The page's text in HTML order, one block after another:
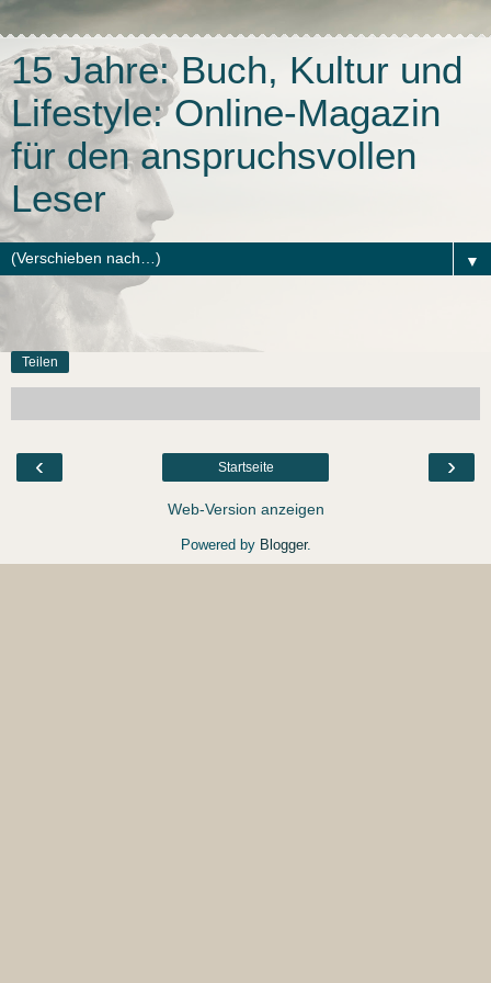
15 Jahre: Buch, Kultur und
Lifestyle: Online-Magazin
für den anspruchsvollen
Leser
▼
Teilen
‹ ›
Startseite
Web-Version anzeigen
Powered by Blogger.